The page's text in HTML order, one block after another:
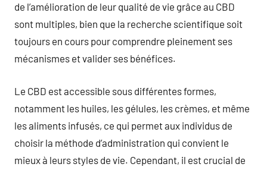
de l’amélioration de leur qualité de vie grâce au CBD
sont multiples, bien que la recherche scientifique soit
toujours en cours pour comprendre pleinement ses
mécanismes et valider ses bénéfices.
Le CBD est accessible sous différentes formes,
notamment les huiles, les gélules, les crèmes, et même
les aliments infusés, ce qui permet aux individus de
choisir la méthode d’administration qui convient le
mieux à leurs styles de vie. Cependant, il est crucial de